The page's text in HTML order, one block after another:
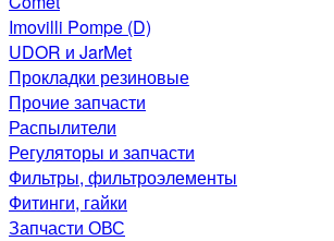
Imovilli Pompe (D)
UDOR и JarMet
Прокладки резиновые
Прочие запчасти
Распылители
Регуляторы и запчасти
Фильтры, фильтроэлементы
Фитинги, гайки
Запчасти ОВС